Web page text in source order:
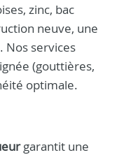
zinc, bac
neuve, une
Nos services
(gouttières,
optimale.
garantit une